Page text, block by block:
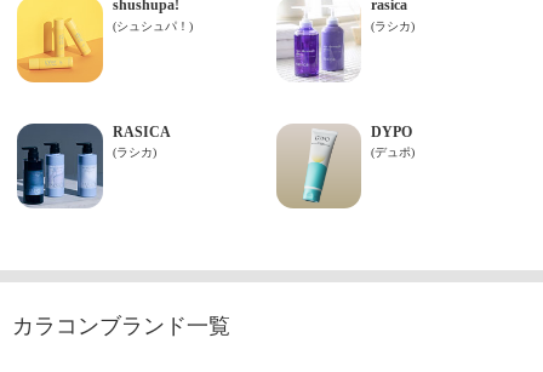
カラコンブランド一覧